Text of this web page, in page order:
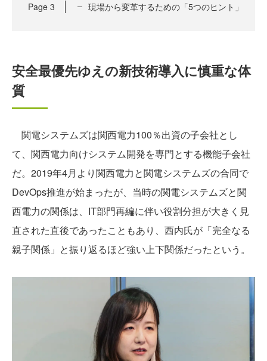
Page 3 現場から変革するための「5つのヒント」
安全最優先ゆえの新技術導入に慎重な体
質
関電システムズは関西電力100％出資の子会社とし
て、関西電力向けシステム開発を専門とする機能子会社
だ。2019年4月より関西電力と関電システムズの合同で
DevOps推進が始まったが、当時の関電システムズと関
西電力の関係は、IT部門再編に伴い役割分担が大きく見
直された直後であったこともあり、西内氏が「完全なる
親子関係」と振り返るほど強い上下関係だったという。